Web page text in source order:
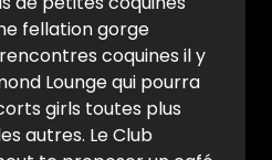
fellation gorge
coquines il y
Lounge qui pourra
girls toutes plus
autres. Le Club